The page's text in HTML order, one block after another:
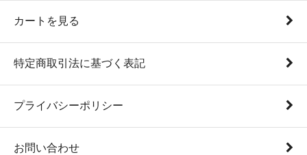
カートを見る
特定商取引法に基づく表記
プライバシーポリシー
お問い合わせ